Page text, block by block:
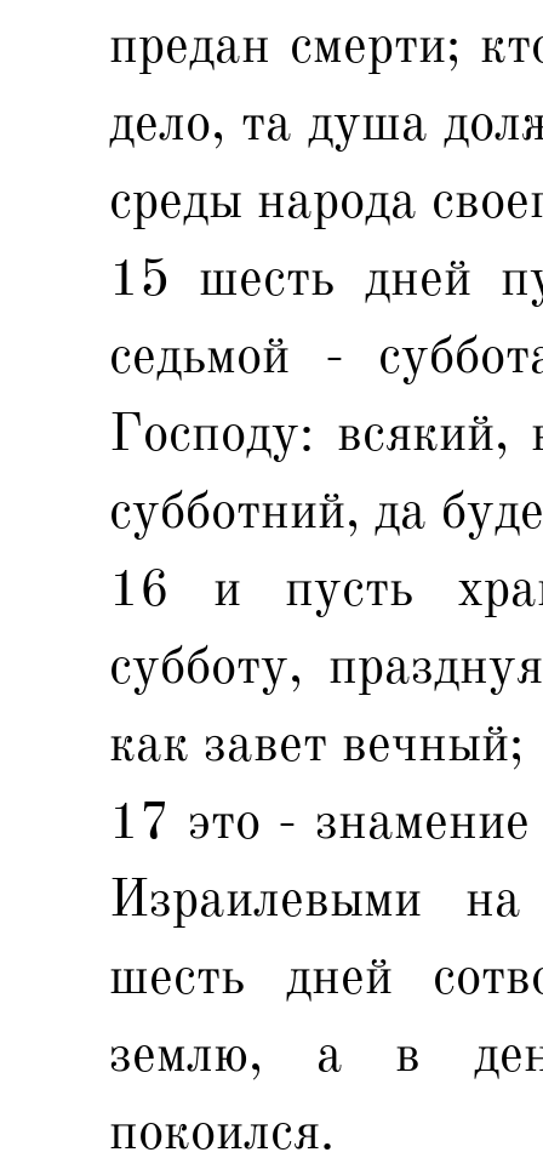
предан смерти;
дело, та душа
среды народа
15 шесть дней
седьмой -
Господу: всякий,
субботний, да
16 и пусть
субботу,
как завет вечный;
17 это -
Израилевыми
шесть дней
землю, а в
покоился.